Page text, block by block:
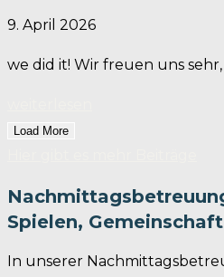
9. April 2026
we did it! Wir freuen uns sehr,
Load More
Spielen, Gemeinschaft
In unserer